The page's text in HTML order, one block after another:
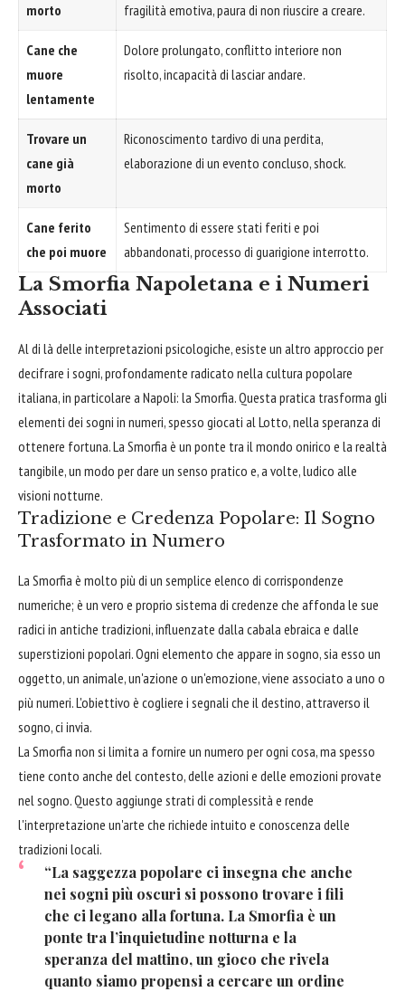
morto
fragilità emotiva, paura di non riuscire a creare.
Cane che
muore
lentamente
Dolore prolungato, conflitto interiore non
risolto, incapacità di lasciar andare.
Trovare un
cane già
morto
Riconoscimento tardivo di una perdita,
elaborazione di un evento concluso, shock.
Cane ferito
che poi muore
Sentimento di essere stati feriti e poi
abbandonati, processo di guarigione interrotto.
La Smorfia Napoletana e i Numeri
Associati
Al di là delle interpretazioni psicologiche, esiste un altro approccio per
decifrare i sogni, profondamente radicato nella cultura popolare
italiana, in particolare a Napoli: la Smorfia. Questa pratica trasforma gli
elementi dei sogni in numeri, spesso giocati al Lotto, nella speranza di
ottenere fortuna. La Smorfia è un ponte tra il mondo onirico e la realtà
tangibile, un modo per dare un senso pratico e, a volte, ludico alle
visioni notturne.
Tradizione e Credenza Popolare: Il Sogno
Trasformato in Numero
La Smorfia è molto più di un semplice elenco di corrispondenze
numeriche; è un vero e proprio sistema di credenze che affonda le sue
radici in antiche tradizioni, influenzate dalla cabala ebraica e dalle
superstizioni popolari. Ogni elemento che appare in sogno, sia esso un
oggetto, un animale, un'azione o un'emozione, viene associato a uno o
più numeri. L'obiettivo è cogliere i segnali che il destino, attraverso il
sogno, ci invia.
La Smorfia non si limita a fornire un numero per ogni cosa, ma spesso
tiene conto anche del contesto, delle azioni e delle emozioni provate
nel sogno. Questo aggiunge strati di complessità e rende
l'interpretazione un'arte che richiede intuito e conoscenza delle
tradizioni locali.
“La saggezza popolare ci insegna che anche
nei sogni più oscuri si possono trovare i fili
che ci legano alla fortuna. La Smorfia è un
ponte tra l’inquietudine notturna e la
speranza del mattino, un gioco che rivela
quanto siamo propensi a cercare un ordine